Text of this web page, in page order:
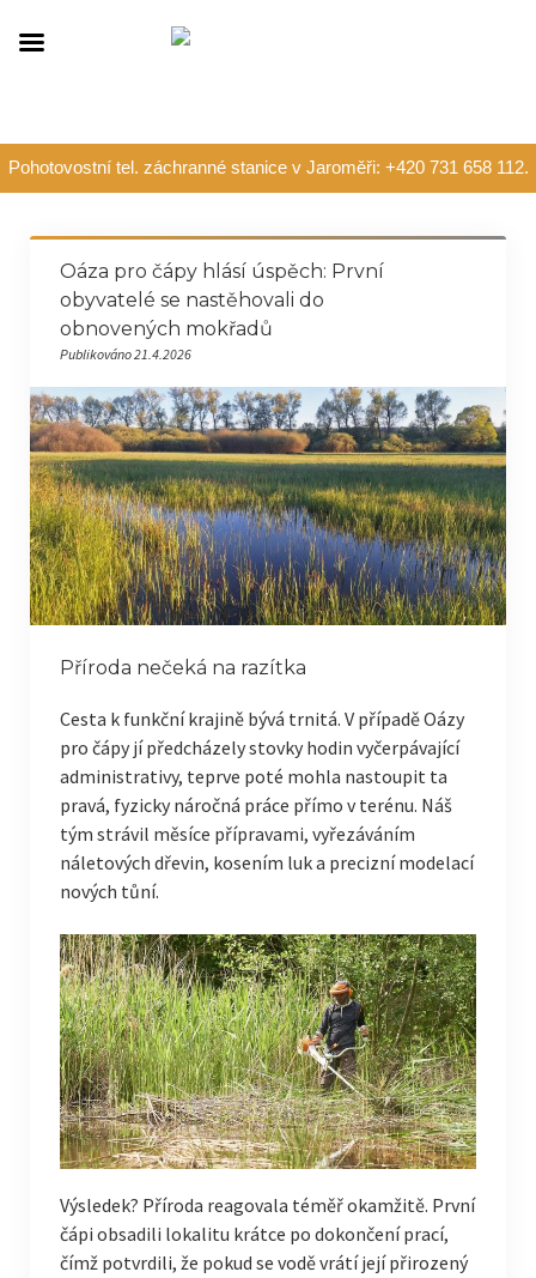
Pohotovostní tel. záchranné stanice v Jaroměři: +420 731 658 112.
Oáza pro čápy hlásí úspěch: První
obyvatelé se nastěhovali do
obnovených mokřadů
Publikováno 21.4.2026
Příroda nečeká na razítka
Cesta k funkční krajině bývá trnitá. V případě Oázy
pro čápy jí předcházely stovky hodin vyčerpávající
administrativy, teprve poté mohla nastoupit ta
pravá, fyzicky náročná práce přímo v terénu. Náš
tým strávil měsíce přípravami, vyřezáváním
náletových dřevin, kosením luk a precizní modelací
nových tůní.
Výsledek? Příroda reagovala téměř okamžitě. První
čápi obsadili lokalitu krátce po dokončení prací,
čímž potvrdili, že pokud se vodě vrátí její přirozený